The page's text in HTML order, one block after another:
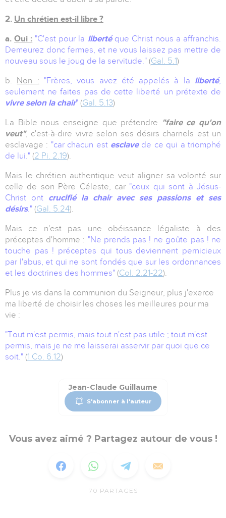
2. Un chrétien est-il libre ?
a.Oui : "C'est pour la libertéque Christ nous a affranchis.
Demeurez donc fermes, et ne vous laissez pas mettre de
nouveau sous le joug de la servitude." (Gal. 5.1)
b. Non : "Frères, vous avez été appelés à la liberté,
seulement ne faites pas de cette liberté un prétexte de
vivre selon la chair" (Gal. 5.13)
La Bible nous enseigne que prétendre
"faire ce qu'on
veut", c'est-à-dire vivre selon ses désirs charnels est un
esclavage : "car chacun est esclavede ce qui a triomphé
de lui." (2 Pi. 2.19).
Mais le chrétien authentique veut aligner sa volonté sur
celle de son Père Céleste, car "ceux qui sont à Jésus-
Christ ont crucifié la chair avec ses passions et ses
désirs." (Gal. 5.24).
Mais ce n'est pas une obéissance légaliste à des
préceptes d'homme : "Ne prends pas ! ne goûte pas ! ne
touche pas ! préceptes qui tous deviennent pernicieux
par l'abus, et qui ne sont fondés que sur les ordonnances
et les doctrines des hommes" (Col. 2.21-22).
Plus je vis dans la communion du Seigneur, plus j'exerce
ma liberté de choisir les choses les meilleures pour ma
vie :
"Tout m'est permis, mais tout n'est pas utile ; tout m'est
permis, mais je ne me laisserai asservir par quoi que ce
soit." (1 Co. 6.12)
Jean-Claude Guillaume
S'abonner à l'auteur
Vous avez aimé ? Partagez autour de vous !
70 PARTAGES